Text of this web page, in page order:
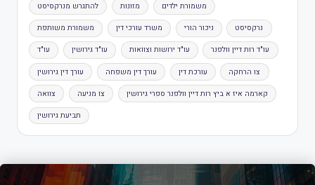
להתגרש מנרקסיסט מזונות משמורת ילדים
משמורת משותפת משרד עורכי דין ניכור הורי נרקסיסט
עו"ד עו"ד גירושין עו"ד ירושות וצוואות עו"ד רות דיין וולפנר
עורך דין גירושין עורך דין משפחה עורכת דין צו הרחקה
צוואה צו מניעה קארמה איז א ביץ רות דיין וולפנר ספרי גירושין
תביעת גירושין